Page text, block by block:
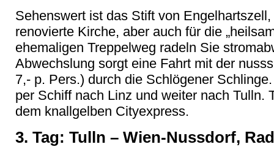
Sehenswert ist das Stift von
renovierte Kirche, aber auch für die
ehemaligen Treppelweg radeln Sie
Abwechslung sorgt eine Fahrt mit der
7,- p. Pers.) durch die Schlögener
per Schiff nach Linz und weiter nach Tulln.
dem knallgelben Cityexpress.
3. Tag: Tulln – Wien-Nussdorf,